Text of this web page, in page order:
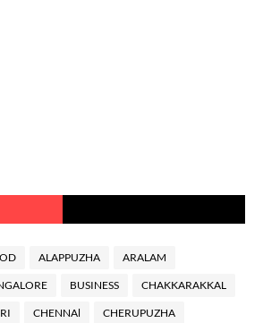
ALAPPUZHA ARALAM
BUSINESS CHAKKARAKKAL
CHENNAl CHERUPUZHA